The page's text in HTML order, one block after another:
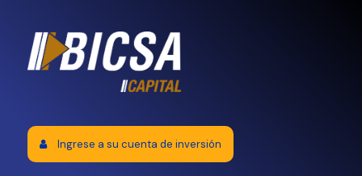
Ingrese a su cuenta de inversión